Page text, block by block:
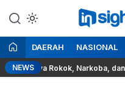
ke
konten
Berita
DAERAH NASIONAL
NEWSRokok, Narkoba, dan